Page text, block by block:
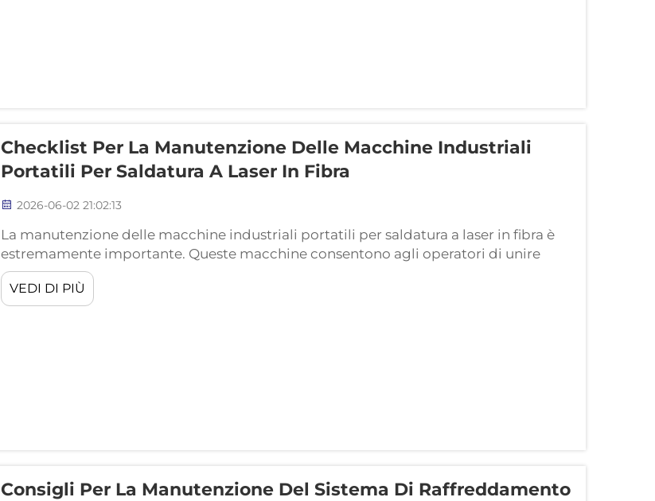
Checklist Per La Manutenzione Delle Macchine Industriali
Portatili Per Saldatura A Laser In Fibra
2026-06-02 21:02:13
La manutenzione delle macchine industriali portatili per saldatura a laser in fibra è
estremamente importante. Queste macchine consentono agli operatori di unire
metalli e altri materiali in modo rapido ed esatto. Per garantirne un funzionamento
ottimale, è necessario disporre di una checklist per la manutenzione. Questa
checklist assicura che tutto...
VEDI DI PIÙ
Consigli Per La Manutenzione Del Sistema Di Raffreddamento